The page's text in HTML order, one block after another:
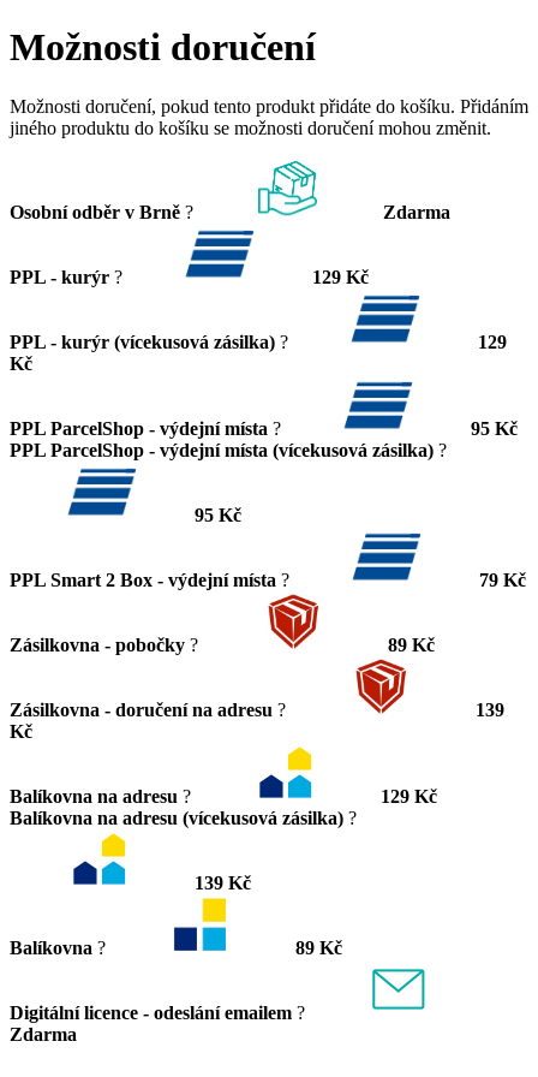
Možnosti doručení
Možnosti doručení, pokud tento produkt přidáte do košíku. Přidáním
jiného produktu do košíku se možnosti doručení mohou změnit.
Osobní odběr v Brně ? Zdarma
PPL - kurýr ? 129 Kč
PPL - kurýr (vícekusová zásilka) ?
129
Kč
PPL ParcelShop - výdejní místa ?
95 Kč
PPL ParcelShop - výdejní místa (vícekusová zásilka) ?
95 Kč
PPL Smart 2 Box - výdejní místa ? 79 Kč
Zásilkovna - pobočky ? 89 Kč
Zásilkovna - doručení na adresu ?
139
Kč
Balíkovna na adresu ?
129 Kč
Balíkovna na adresu (vícekusová zásilka) ?
139 Kč
Balíkovna ? 89 Kč
Digitální licence - odeslání emailem ?
Zdarma